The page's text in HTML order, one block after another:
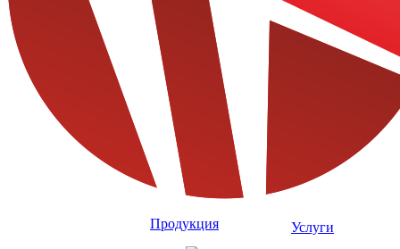
Продукция
Услуги